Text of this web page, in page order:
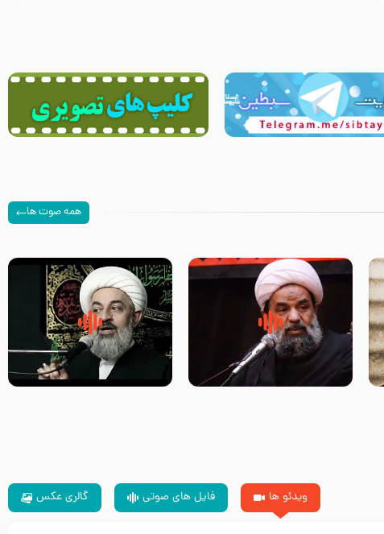
همه صوت ها
سلام جوانی که امام حسین علیه
السلام خودش جوابش را دادند
زیارتی که اسباب رزق زیاد و عمر
طولانی است حجت السلام حسین
ویدئو ها فایل های صوتی گالری عکس